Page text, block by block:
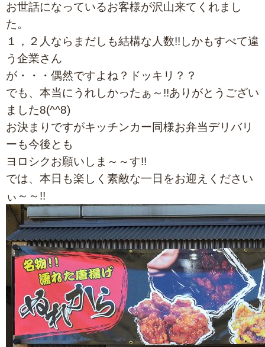
お世話になっているお客様が沢山来てくれまし
た。
１，２人ならまだしも結構な人数!!しかもすべて違
う企業さん
が・・・偶然ですよね？ドッキリ？？
でも、本当にうれしかったぁ～!!ありがとうござい
ました8(^^8)
お決まりですがキッチンカー同様お弁当デリバリ
ーも今後とも
ヨロシクお願いしま～～す!!
では、本日も楽しく素敵な一日をお迎えください
ぃ～～!!